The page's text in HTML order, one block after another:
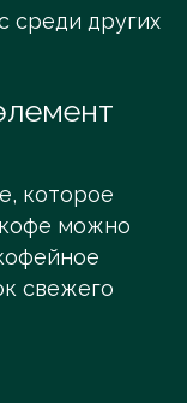
среди других
которое
можно
свежего